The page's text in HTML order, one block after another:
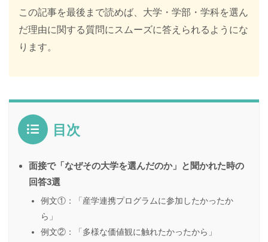
この記事を最後まで読めば、大学・学部・学科を選ん
だ理由に関する質問にスムーズに答えられるようにな
ります。
目次
面接で「なぜその大学を選んだのか」と聞かれた時の
回答3選
例文①：「産学連携プログラムに参加したかったか
ら」
例文②：「多様な価値観に触れたかったから」